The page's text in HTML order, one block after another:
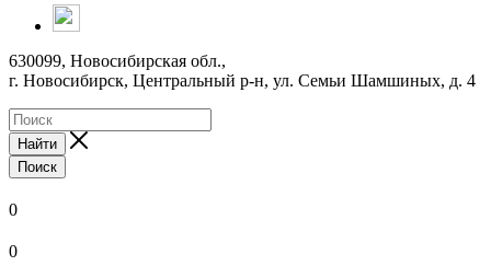
630099, Новосибирская обл.,
г. Новосибирск, Центральный р-н, ул. Семьи Шамшиных, д. 4
Найти
Поиск
0
0